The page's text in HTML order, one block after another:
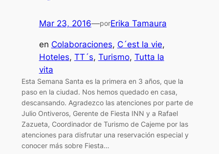
Mar 23, 2016—porErika Tamaura
en Colaboraciones, C´est la vie
Hoteles, TT´s, Turismo, Tutta la
vita
Esta Semana Santa es la primera en 3 años, que la
paso en la ciudad. Nos hemos quedado en casa,
descansando. Agradezco las atenciones por parte de
Julio Ontiveros, Gerente de Fiesta INN y a Rafael
Zazueta, Coordinador de Turismo de Cajeme por las
atenciones para disfrutar una reservación especial y
conocer más sobre Fiesta…